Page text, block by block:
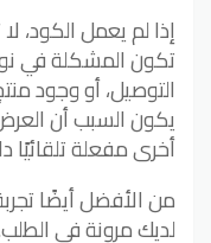
إذا لم يعمل الكود،
تكون المشكلة في
التوصيل، أو وجود
يكون السبب أن
أخرى مفعلة تلقائيًا
من الأفضل أيضًا
لديك مرونة في